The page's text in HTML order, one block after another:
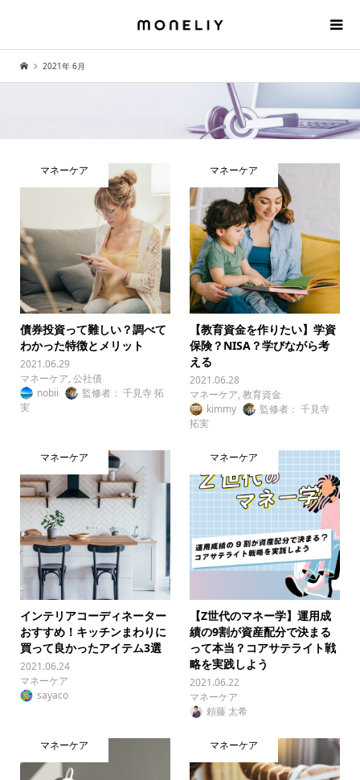
2021年 6月
マネーケア
債券投資って難しい？調べて
わかった特徴とメリット
2021.06.29
マネーケア, 公社債
nobii
監修者： 千見寺 拓
実
マネーケア
【教育資金を作りたい】学資
保険？NISA？学びながら考
える
2021.06.28
マネーケア,教育資金
kimmy
監修者： 千見寺
拓実
マネーケア
インテリアコーディネーター
おすすめ！キッチンまわりに
買って良かったアイテム3選
2021.06.24
マネーケア
sayaco
マネーケア
【Z世代のマネー学】運用成
績の9割が資産配分で決まる
って本当？コアサテライト戦
略を実践しよう
2021.06.22
マネーケア
頼藤 太希
マネーケア マネーケア